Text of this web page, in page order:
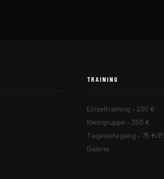
TRAINING
Einzeltraining – 200 €
Kleingruppe – 350 €
Tageslehrgang – 75 €/P.
Galerie